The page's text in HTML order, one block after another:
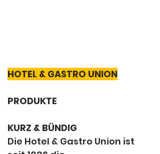
HOTEL & GASTRO UNION
PRODUKTE
KURZ & BÜNDIG
Die Hotel & Gastro Union ist